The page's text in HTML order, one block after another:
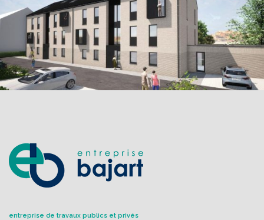
entreprise de travaux publics et privés